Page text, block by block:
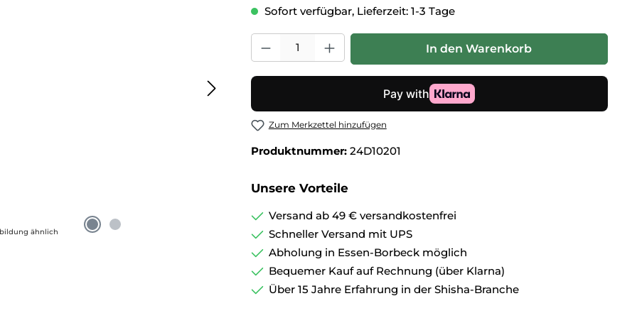
ähnlich
Sofort verfügbar, Lieferzeit: 1-3 Tage
Produkt Anzahl: Gib den gewünschten Wert ein oder benutze die
In den Warenkorb
Zum Merkzettel hinzufügen
Produktnummer: 24D10201
Unsere Vorteile
Versand ab 49 € versandkostenfrei
Schneller Versand mit UPS
Abholung in Essen-Borbeck möglich
Bequemer Kauf auf Rechnung (über Klarna)
Über 15 Jahre Erfahrung in der Shisha-Branche